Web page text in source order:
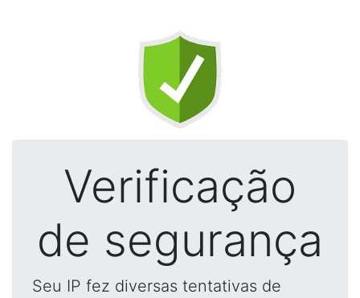
Verificação
de segurança
Seu IP fez diversas tentativas de